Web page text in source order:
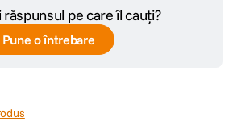
pe care îl cauți?
Pune o întrebare